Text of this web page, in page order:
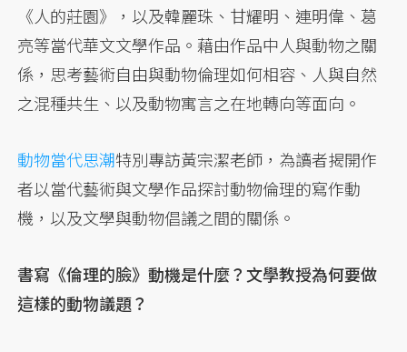
《人的莊園》，以及韓麗珠、甘耀明、連明偉、葛
亮等當代華文文學作品。藉由作品中人與動物之關
係，思考藝術自由與動物倫理如何相容、人與自然
之混種共生、以及動物寓言之在地轉向等面向。
動物當代思潮特別專訪黃宗潔老師，為讀者揭開作
者以當代藝術與文學作品探討動物倫理的寫作動
機，以及文學與動物倡議之間的關係。
書寫《倫理的臉》動機是什麼？文學教授為何要做
這樣的動物議題？